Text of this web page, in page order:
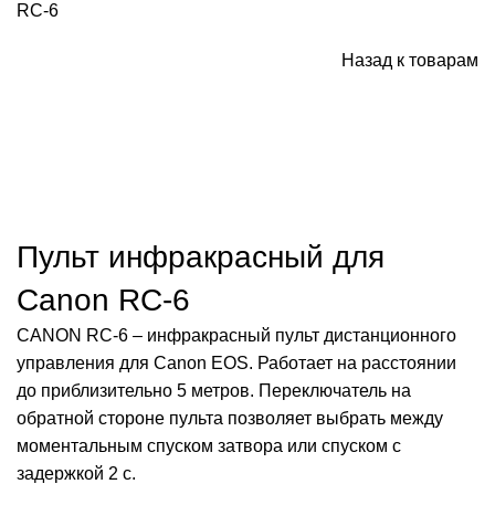
RC-6
Назад к товарам
Пульт инфракрасный для
Canon RC-6
CANON RC-6 – инфракрасный пульт дистанционного
управления для Canon EOS. Работает на расстоянии
до приблизительно 5 метров. Переключатель на
обратной стороне пульта позволяет выбрать между
моментальным спуском затвора или спуском с
задержкой 2 с.